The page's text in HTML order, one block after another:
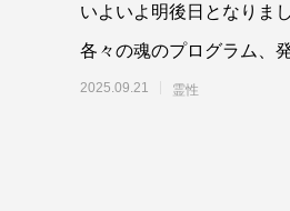
いよいよ明後日となりま
各々の魂のプログラム、
う。詳細とお申込みはこ
2025.09.21 霊性